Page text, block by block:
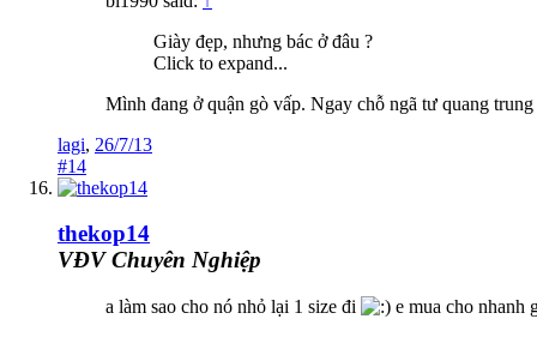
Giày đẹp, nhưng bác ở đâu ?
Click to expand...
Mình đang ở quận gò vấp. Ngay chỗ ngã tư quang
lagi, 26/7/13
#14
thekop14
VĐV Chuyên Nghiệp
a làm sao cho nó nhỏ lại 1 size đi e mua cho nhanh